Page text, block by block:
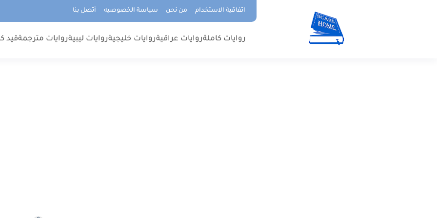
اتفاقية الاستخدام من نحن سياسة الخصوصيه أتصل بنا
روايات كاملةروايات عراقيةروايات خليجيةروايات ليبيةروايات مترجمةقيد